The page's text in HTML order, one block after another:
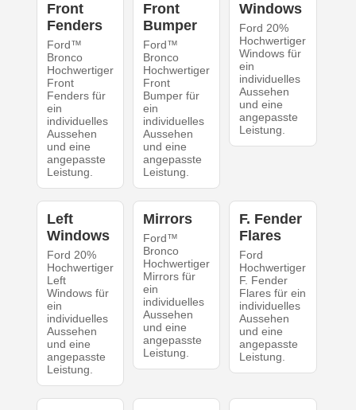
Front
Fenders
Ford™
Bronco
Hochwertiger
Front
Fenders für
ein
individuelles
Aussehen
und eine
angepasste
Leistung.
Front
Bumper
Ford™
Bronco
Hochwertiger
Front
Bumper für
ein
individuelles
Aussehen
und eine
angepasste
Leistung.
Windows
Ford 20%
Hochwertiger
Windows für
ein
individuelles
Aussehen
und eine
angepasste
Leistung.
Left
Windows
Ford 20%
Hochwertiger
Left
Windows für
ein
individuelles
Aussehen
und eine
angepasste
Leistung.
Mirrors
Ford™
Bronco
Hochwertiger
Mirrors für
ein
individuelles
Aussehen
und eine
angepasste
Leistung.
F. Fender
Flares
Ford
Hochwertiger
F. Fender
Flares für ein
individuelles
Aussehen
und eine
angepasste
Leistung.